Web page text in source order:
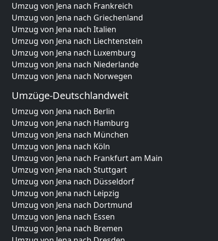
Umzug von Jena nach Frankreich
Umzug von Jena nach Griechenland
Umzug von Jena nach Italien
Umzug von Jena nach Liechtenstein
Umzug von Jena nach Luxemburg
Umzug von Jena nach Niederlande
Umzug von Jena nach Norwegen
Umzüge-Deutschlandweit
Umzug von Jena nach Berlin
Umzug von Jena nach Hamburg
Umzug von Jena nach München
Umzug von Jena nach Köln
Umzug von Jena nach Frankfurt am Main
Umzug von Jena nach Stuttgart
Umzug von Jena nach Düsseldorf
Umzug von Jena nach Leipzig
Umzug von Jena nach Dortmund
Umzug von Jena nach Essen
Umzug von Jena nach Bremen